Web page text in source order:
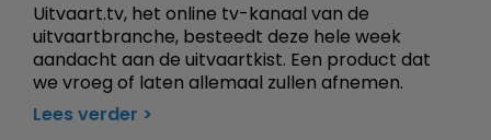
Uitvaart.tv, het online tv-kanaal van de
uitvaartbranche, besteedt deze hele week
aandacht aan de uitvaartkist. Een product dat
we vroeg of laten allemaal zullen afnemen.
Lees verder